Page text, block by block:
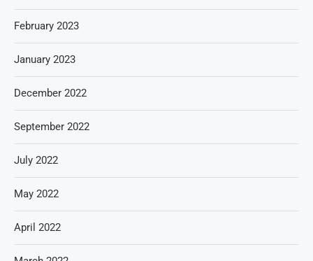
February 2023
January 2023
December 2022
September 2022
July 2022
May 2022
April 2022